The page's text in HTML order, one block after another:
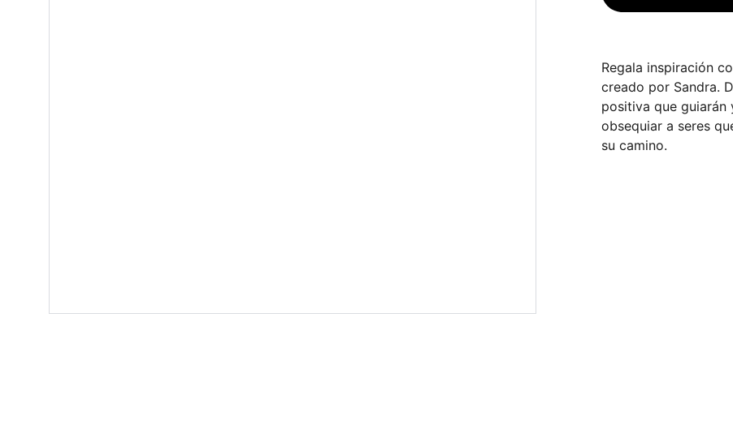
Regala inspiración
creado por Sandra.
positiva que guiarán
obsequiar a seres
su camino.